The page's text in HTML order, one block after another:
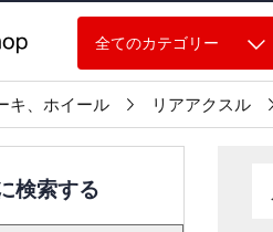
全てのカテゴリー
キ、ホイール リアアクスル
検索する